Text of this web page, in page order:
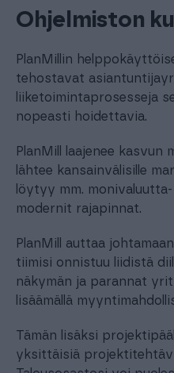
Ohjelmiston
PlanMillin
tehostavat
liiketoimintaprosesseja
nopeasti hoidettavia.
PlanMill laajenee kasvun
lähtee kansainvälisille
löytyy mm.
modernit rajapinnat.
PlanMill auttaa
tiimisi onnistuu liidistä
näkymän ja parannat
lisäämällä
Tämän lisäksi
yksittäisiä